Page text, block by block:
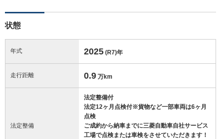
状態
年式 2025 (R7)年
走行距離 0.9 万km
法定整備
法定整備付
法定12ヶ月点検付※貨物など一部車両は6ヶ月
点検
ご成約から納車までに三菱自動車自社サービス
工場で点検または車検をさせていただきます！